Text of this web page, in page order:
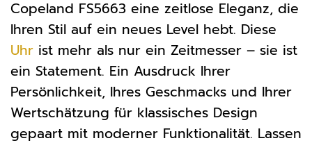
Copeland FS5663 eine zeitlose Eleganz, die
Ihren Stil auf ein neues Level hebt. Diese
Uhr ist mehr als nur ein Zeitmesser – sie ist
ein Statement. Ein Ausdruck Ihrer
Persönlichkeit, Ihres Geschmacks und Ihrer
Wertschätzung für klassisches Design
gepaart mit moderner Funktionalität. Lassen